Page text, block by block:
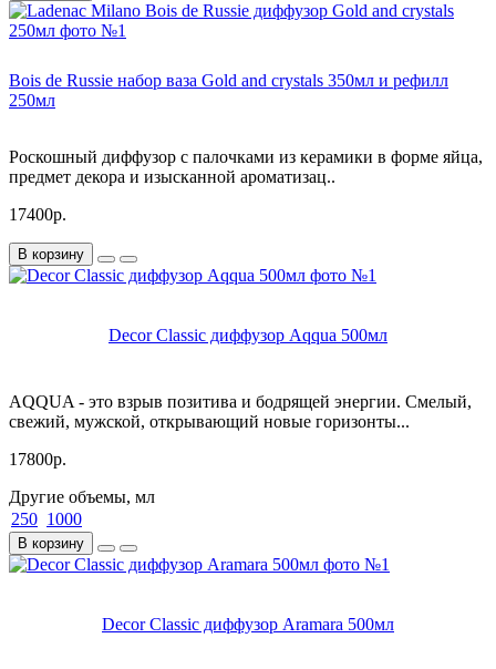
Bois de Russie набор ваза Gold and crystals 350мл и рефилл
250мл
Роскошный диффузор с палочками из керамики в форме яйца,
предмет декора и изысканной ароматизац..
17400р.
В корзину
Decor Classic диффузор Aqqua 500мл
AQQUA - это взрыв позитива и бодрящей энергии. Смелый,
свежий, мужской, открывающий новые горизонты...
17800р.
Другие объемы, мл
250 1000
В корзину
Decor Classic диффузор Aramara 500мл